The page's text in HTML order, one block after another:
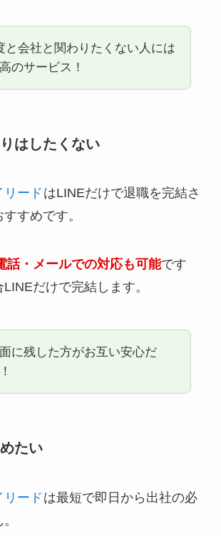
と会社と関わりたくない人には
のサービス！
はしたくない
リード はLINEだけで退職を完結さ
すめです。
話・メールでの対応も可能です
だけで完結します。
に残した方がお互い安心だ
たい
リード は最短で即日から出社の必